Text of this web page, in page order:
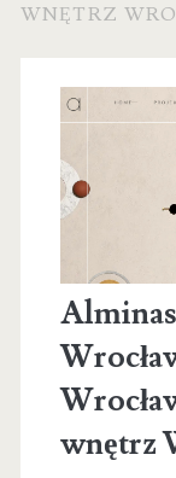
WNĘTRZ
wnętrz